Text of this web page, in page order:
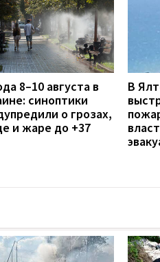
8–10 августа в
синоптики
о грозах,
и жаре до +37
В